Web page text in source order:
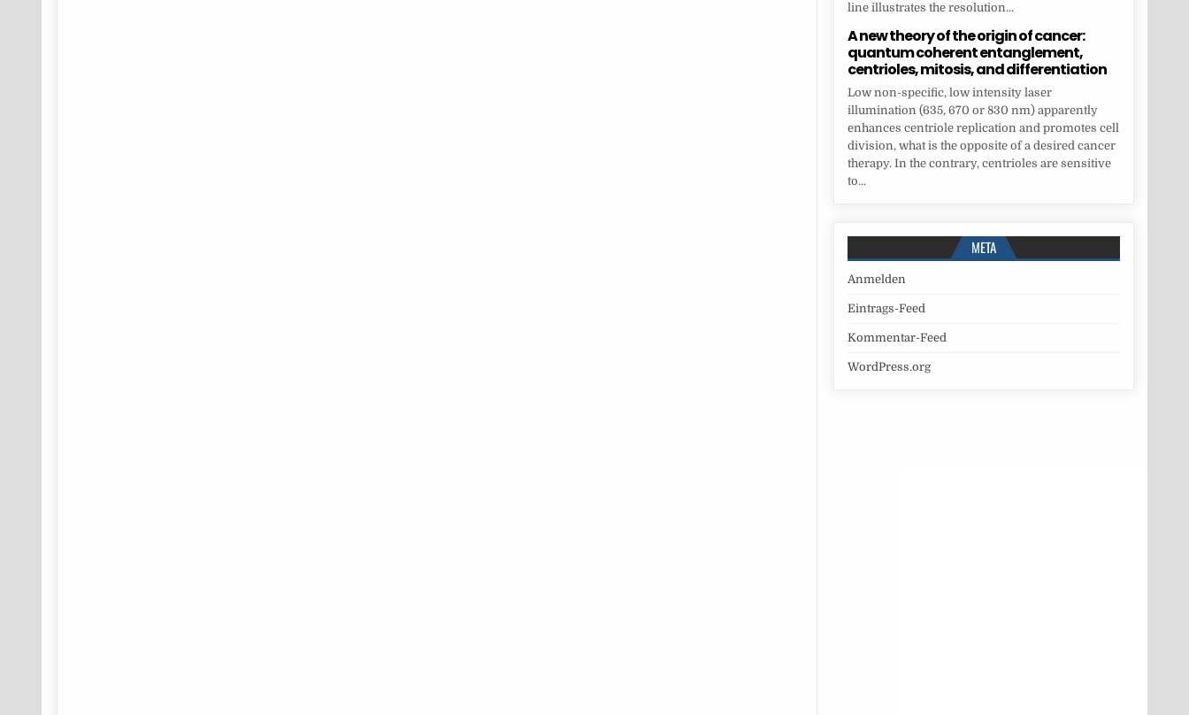
line illustrates the resolution...
A new theory of the origin of cancer:
quantum coherent entanglement,
centrioles, mitosis, and differentiation
Low non-specific, low intensity laser
illumination (635, 670 or 830 nm) apparently
enhances centriole replication and promotes cell
division, what is the opposite of a desired cancer
therapy. In the contrary, centrioles are sensitive
to...
META
Anmelden
Eintrags-Feed
Kommentar-Feed
WordPress.org